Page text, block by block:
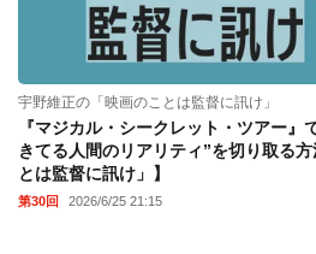
宇野維正の「映画のことは監督に訊け」
『マジカル・シークレット・ツアー』
きてる人間のリアリティ”を切り取る
とは監督に訊け」】
第30回 2026/6/25 21:15